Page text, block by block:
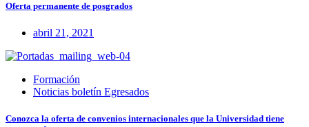
Oferta permanente de posgrados
abril 21, 2021
Formación
Noticias boletín Egresados
Conozca la oferta de convenios internacionales que la Universidad tiene